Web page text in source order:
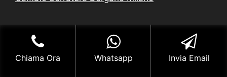
Leggi L'informativa privacy-Cookie Policy (UE)-
Mappa del Sito
Chiama Ora Whatsapp Invia Email